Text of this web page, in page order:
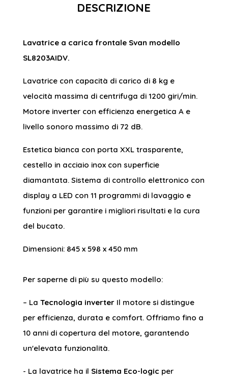
DESCRIZIONE
Lavatrice a carica frontale Svan modello
SL8203AIDV.
Lavatrice con capacità di carico di 8 kg e
velocità massima di centrifuga di 1200 giri/min.
Motore inverter con efficienza energetica A e
livello sonoro massimo di 72 dB.
Estetica bianca con porta XXL trasparente,
cestello in acciaio inox con superficie
diamantata. Sistema di controllo elettronico con
display a LED con 11 programmi di lavaggio e
funzioni per garantire i migliori risultati e la cura
del bucato.
Dimensioni: 845 x 598 x 450 mm
Per saperne di più su questo modello:
– La Tecnologia inverterIl motore si distingue
per efficienza, durata e comfort. Offriamo fino a
10 anni di copertura del motore, garantendo
un'elevata funzionalità.
- La lavatrice ha il Sistema Eco-logic per